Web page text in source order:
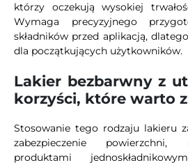
którzy oczekują wysokiej
Wymaga precyzyjnego
składników przed aplikacją,
dla początkujących użytkowników.
Lakier bezbarwny z
korzyści, które warto
Stosowanie tego rodzaju lakieru
zabezpieczenie powierzchni,
produktami